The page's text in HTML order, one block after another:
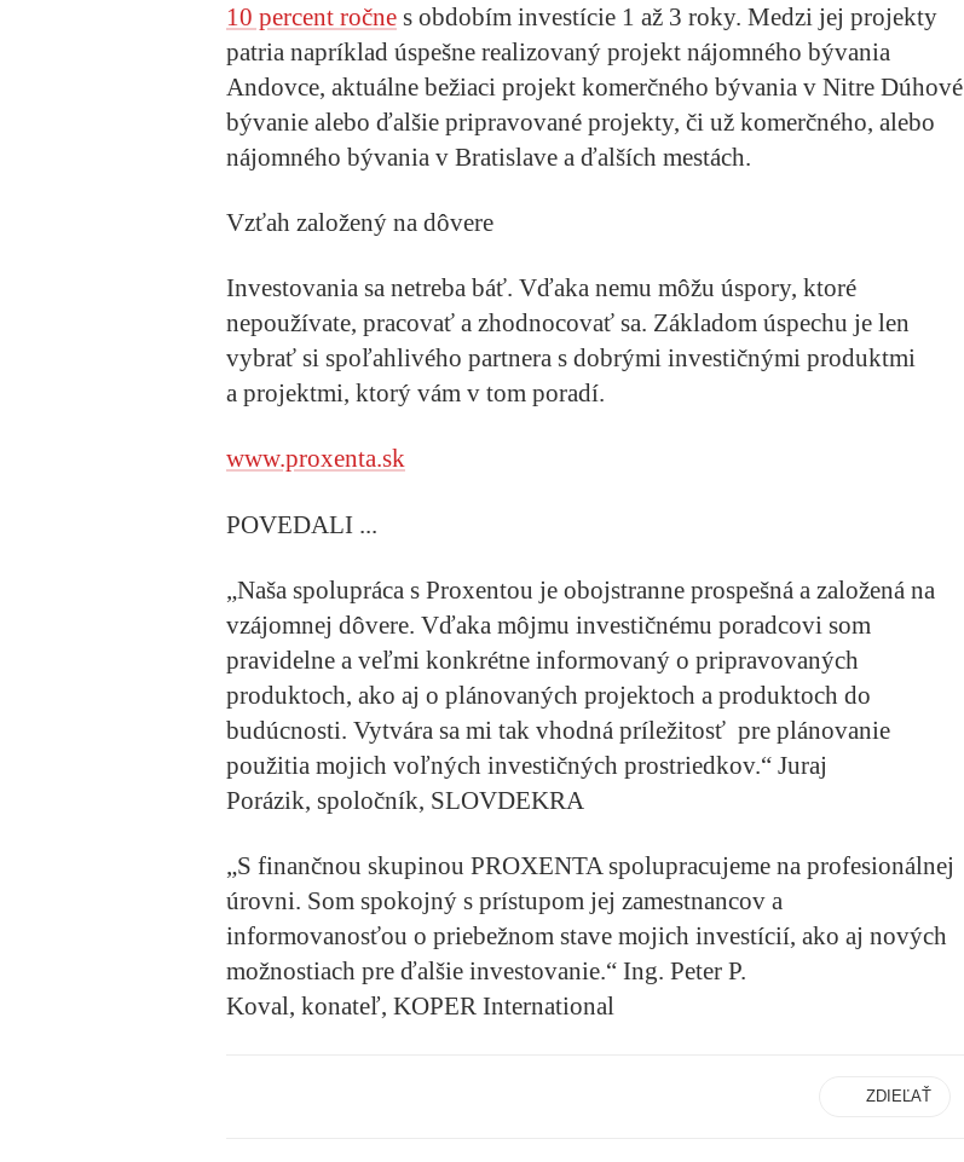
10 percent ročne s obdobím investície 1 až 3 roky. Medzi jej projekty
patria napríklad úspešne realizovaný projekt nájomného bývania
Andovce, aktuálne bežiaci projekt komerčného bývania v Nitre Dúhové
bývanie alebo ďalšie pripravované projekty, či už komerčného, alebo
nájomného bývania v Bratislave a ďalších mestách.
Vzťah založený na dôvere
Investovania sa netreba báť. Vďaka nemu môžu úspory, ktoré
nepoužívate, pracovať a zhodnocovať sa. Základom úspechu je len
vybrať si spoľahlivého partnera s dobrými investičnými produktmi
a projektmi, ktorý vám v tom poradí.
www.proxenta.sk
POVEDALI ...
„Naša spolupráca s Proxentou je obojstranne prospešná a založená na
vzájomnej dôvere. Vďaka môjmu investičnému poradcovi som
pravidelne a veľmi konkrétne informovaný o pripravovaných
produktoch, ako aj o plánovaných projektoch a produktoch do
budúcnosti. Vytvára sa mi tak vhodná príležitosť pre plánovanie
použitia mojich voľných investičných prostriedkov.“ Juraj
Porázik, spoločník, SLOVDEKRA
„S finančnou skupinou PROXENTA spolupracujeme na profesionálnej
úrovni. Som spokojný s prístupom jej zamestnancov a
informovanosťou o priebežnom stave mojich investícií, ako aj nových
možnostiach pre ďalšie investovanie.“ Ing. Peter P.
Koval, konateľ, KOPER International
ZDIEĽAŤ